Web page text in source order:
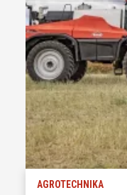
AGROTECHNIKA